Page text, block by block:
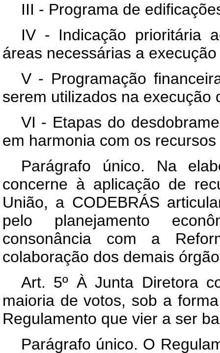
III - Programa de
IV - Indicação prioritária
áreas necessárias a
V - Programação
serem utilizados na execução
VI - Etapas do
em harmonia com os
Parágrafo único. Na
concerne à aplicação de
União, a CODEBRÁS
pelo planejamento
consonância com a
colaboração dos demais
Art. 5º À Junta Diretora
maioria de votos, sob a
Regulamento que vier a ser
Parágrafo único. O